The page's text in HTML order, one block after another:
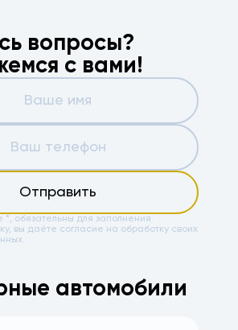
вопросы?
с вами!
Отправить
*, обязательны для заполнения.
вы даёте согласие на обработку своих
автомобили